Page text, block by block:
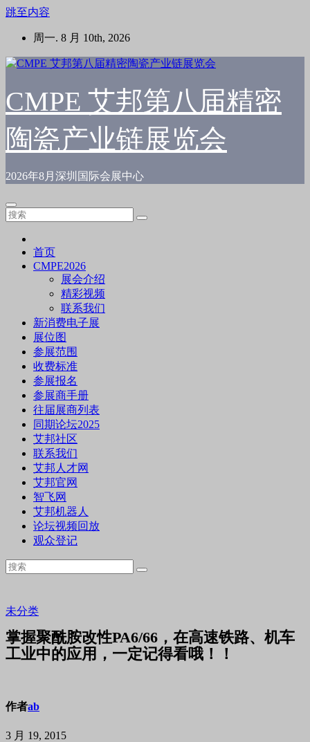
跳至内容
周一. 8 月 10th, 2026
CMPE 艾邦第八届精密
陶瓷产业链展览会
2026年8月深圳国际会展中心
首页
CMPE2026
展会介绍
精彩视频
联系我们
新消费电子展
展位图
参展范围
收费标准
参展报名
参展商手册
往届展商列表
同期论坛2025
艾邦社区
联系我们
艾邦人才网
艾邦官网
智飞网
艾邦机器人
论坛视频回放
观众登记
未分类
掌握聚酰胺改性PA6/66，在高速铁路、机车
工业中的应用，一定记得看哦！！
作者ab
3 月 19, 2015